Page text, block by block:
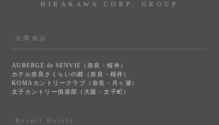
HIRAKAWA CORP. GROUP
-近隣施設
AUBERGE de SENVIE（奈良・桜井）
ホテル奈良さくらいの郷（奈良・桜井）
KOMAカントリークラブ（奈良・月ヶ瀬）
太子カントリー俱楽部（大阪・太子町）
-Resort Hotels